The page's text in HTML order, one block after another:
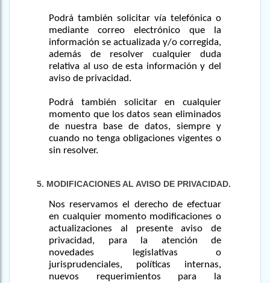
Podrá también solicitar vía telefónica o
mediante correo electrónico que la
información se actualizada y/o corregida,
además de resolver cualquier duda
relativa al uso de esta información y del
aviso de privacidad.
Podrá también solicitar en cualquier
momento que los datos sean eliminados
de nuestra base de datos, siempre y
cuando no tenga obligaciones vigentes o
sin resolver.
5. MODIFICACIONES AL AVISO DE PRIVACIDAD.
Nos reservamos el derecho de efectuar
en cualquier momento modificaciones o
actualizaciones al presente aviso de
privacidad, para la atención de
novedades legislativas o
jurisprudenciales, políticas internas,
nuevos requerimientos para la